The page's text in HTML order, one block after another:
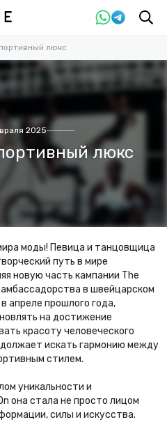
люкс
2025
люкс
моды! Певица и танцовщица
путь в мире
новую часть кампании The
в швейцарском
апреле прошлого года,
на достижение
красоту человеческого
искать гармонию между
стилем.
уникальности и
она стала не просто лицом
силы и искусства.